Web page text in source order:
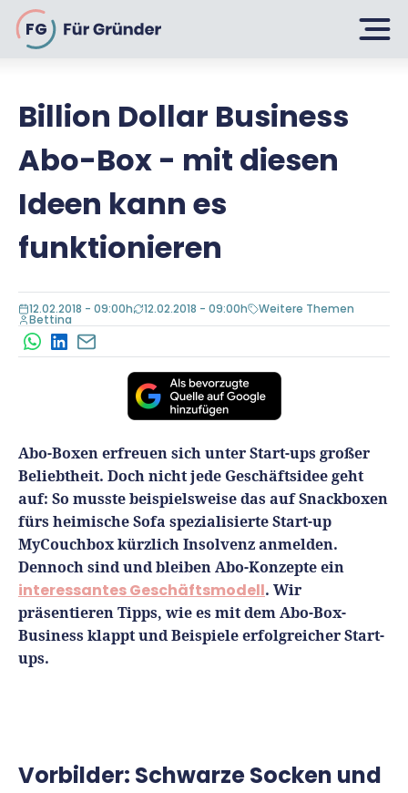
FG
Planen
Selbstständig machen
Über 500 Geschäftsideen
Geschäftsmodell entwickeln
Businessplan schreiben
Businessplan-Vorlage & Muster
Finanzplan erstellen
Top 15 Franchise
Die besten Gründerkredite
Gründerwettbewerbe finden
Gründen
Rechtsform wählen
UG gründen
Unternehmen anmelden
Schutzrechte anmelden
Kleingewerbe anmelden
Unsere Gründungspakete
Wachsen
6 Tipps zum Start
Fördermittelcheck machen
Kunden gewinnen
Website erstellen
Rechnung schreiben
Buchhaltung erledigen
Online-Kredit anfragen
Kassensystem
Versicherungen
Finanzieren
Fördermittel
Gründungszuschuss
Kredit für Existenzgründer
Business Angels
Zuschüsse
Kontokorrenkredit
Tools
Businessplan-Software
Business Model Canvas
Gründertest
Gründungsassistent
Buchhaltungssoftware
Angebote
Unsere Gründungspakete
Geförderte Beratung
Geschäftskonto eröffnen
Billion Dollar Business
Abo-Box - mit diesen
Ideen kann es
funktionieren
12.02.2018 - 09:00h 12.02.2018 - 09:00h Weitere Themen
Bettina
WhatsApp
LinkedIn
E-Mail
Abo-Boxen erfreuen sich unter Start-ups großer
Beliebtheit. Doch nicht jede Geschäftsidee geht
auf: So musste beispielsweise das auf Snackboxen
fürs heimische Sofa spezialisierte Start-up
MyCouchbox kürzlich Insolvenz anmelden.
Dennoch sind und bleiben Abo-Konzepte ein
interessantes Geschäftsmodell. Wir
präsentieren Tipps, wie es mit dem Abo-Box-
Business klappt und Beispiele erfolgreicher Start-
ups.
Vorbilder: Schwarze Socken und